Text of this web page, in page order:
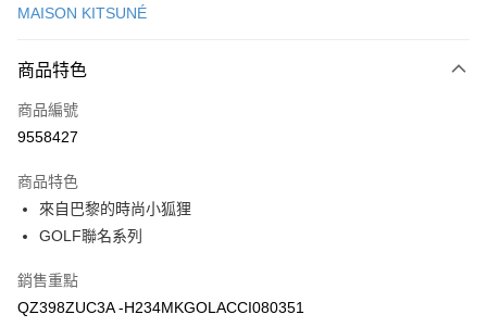
ATM付款
每筆NT$100，滿NT$3,000(含以上)免運費
付款後萊爾富取貨
付款後7-11取貨
MAISON KITSUNÉ
商品特色
商品編號
9558427
商品特色
來自巴黎的時尚小狐狸
GOLF聯名系列
銷售重點
QZ398ZUC3A -H234MKGOLACCI080351